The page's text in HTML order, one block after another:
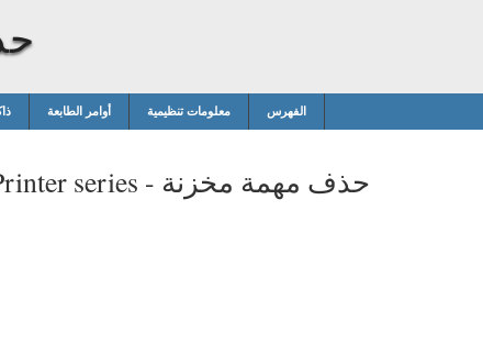
أوامر الطابعة معلومات تنظيمية الفهرس
series - حذف مهمة مخزنة